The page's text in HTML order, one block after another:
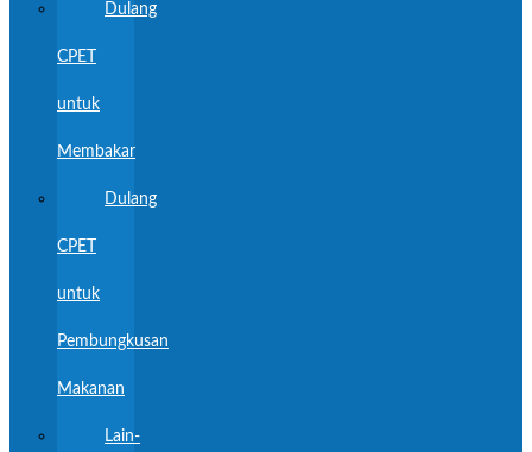
Dulang
CPET
untuk
Membakar
Dulang
CPET
untuk
Pembungkusan
Makanan
Lain-